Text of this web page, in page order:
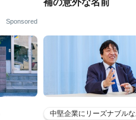
Sponsored
補の意外な名前
中堅企業にリーズナブル